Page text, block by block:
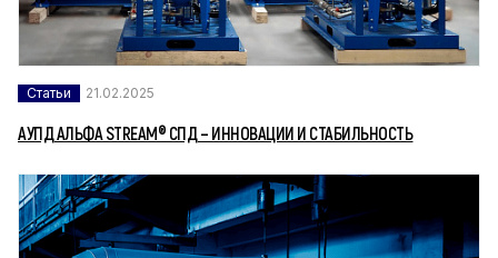
Статьи 21.02.2025
АУПД АЛЬФА STREAM® СПД – ИННОВАЦИИ И СТАБИЛЬНОСТЬ